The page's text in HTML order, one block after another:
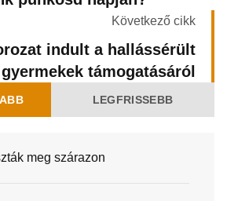
Következő cikk
indult a hallássérült
gyermekek támogatásáról
LEGFRISSEBB
meg szárazon